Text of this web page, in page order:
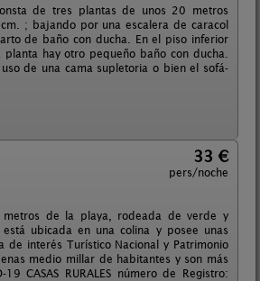
de tres plantas de unos 20 metros
; bajando por una escalera de caracol
de baño con ducha. En el piso inferior
hay otro pequeño baño con ducha.
de una cama supletoria o bien el sofá-
33 €
pers/noche
metros de la playa, rodeada de verde y
ubicada en una colina y posee unas
interés Turístico Nacional y Patrimonio
medio millar de habitantes y son más
CASAS RURALES número de Registro: